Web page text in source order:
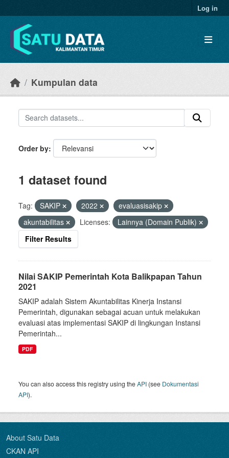
Log in
Kumpulan data
Order by
1 dataset found
Tag: SAKIP 2022
evaluasisakip
akuntabilitas
Licenses:
Lainnya (Domain Publik)
Filter Results
Nilai SAKIP Pemerintah Kota Balikpapan Tahun
2021
SAKIP adalah Sistem Akuntabilitas Kinerja Instansi
Pemerintah, digunakan sebagai acuan untuk melakukan
evaluasi atas implementasi SAKIP di lingkungan Instansi
Pemerintah...
PDF
You can also access this registry using theAPI (see Dokumentasi
API).
About Satu Data
CKAN API